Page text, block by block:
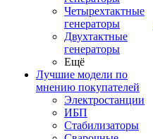
Четырехтактные
генераторы
Двухтактные
генераторы
Ещё
Лучшие модели по
мнению покупателей
Электростанции
ИБП
Стабилизаторы